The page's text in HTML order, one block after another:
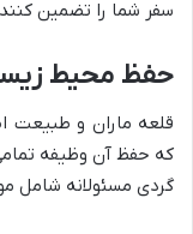
سفر شما را تضمین
حفظ محیط
قلعه ماران و طبیعت
که حفظ آن وظیفه
گردی مسئولانه شامل